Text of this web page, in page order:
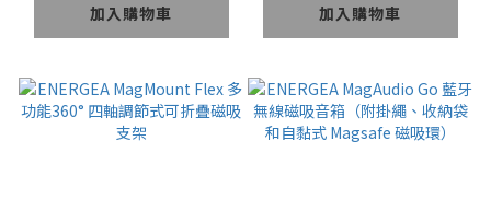
加入購物車 加入購物車